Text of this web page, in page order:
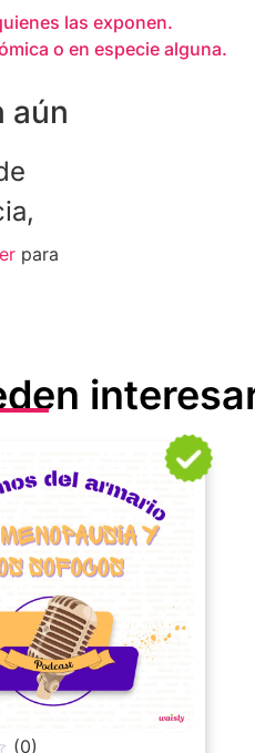
las exponen.
o en especie alguna.
aún
para
(0)